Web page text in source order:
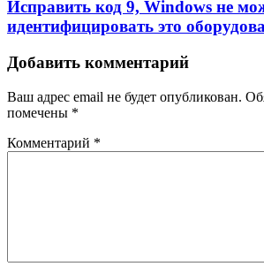
Исправить код 9, Windows не
идентифицировать это
Добавить комментарий
Ваш адрес email не будет опубликован.
помечены *
Комментарий *